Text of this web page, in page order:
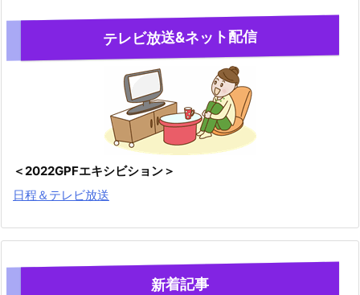
テレビ放送&ネット配信
＜2022GPFエキシビション＞
日程＆テレビ放送
新着記事